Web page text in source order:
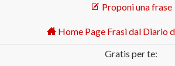
Proponi una frase
Home Page Frasi dal Diario
Gratis per te: